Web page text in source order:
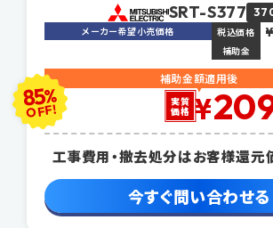
SRT-S377
85%
OFF!
メーカー希望小売価格 税込価格 ¥
補助金
補助金額適用後
実質
価格 ¥
工事費用・撤去処分はお客様還元
今すぐ問い合わせる